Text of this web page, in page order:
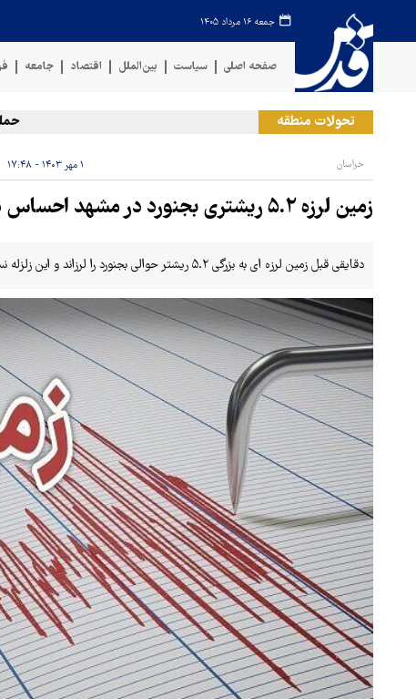
جمعه ۱۶ مرداد ۱۴۰۵
صفحه اصلی سیاست بین‌الملل اقتصاد جامعه
تحولات منطقه حمله
خراسان ۱ مهر ۱۴۰۳ - ۱۷:۴۸
زمین لرزه ۵.۲ ریشتری بجنورد در مشهد احساس شد
دقایقی قبل زمین لرزه ای به بزرگی ۵.۲ ریشتر حوالی بجنورد را لرزاند و این زلزله نسبتا شدید در مناطقی از مشهد نیز احساس شد.